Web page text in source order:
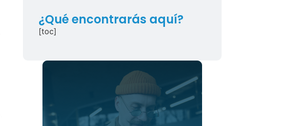
¿Qué encontrarás aquí?
[toc]